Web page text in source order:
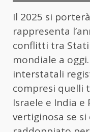
Il 2025 si
rappresenta
conflitti tra Stati
mondiale a
interstatali
compresi quelli
Israele e India e
vertiginosa se